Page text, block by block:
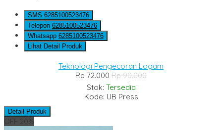
SMS 6285100523476
Telepon 6285100523476
Whatsapp 6285100523476
Lihat Detail Produk
Teknologi Pengecoran Logam
Rp 72.000 Rp 90.000
Stok: Tersedia
Kode: UB Press
Detail Produk
OFF 20%